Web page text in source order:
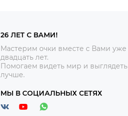
26 ЛЕТ С ВАМИ!
Мастерим очки вместе с Вами уже
двадцать лет.
Помогаем видеть мир и выглядеть
лучше.
МЫ В СОЦИАЛЬНЫХ СЕТЯХ